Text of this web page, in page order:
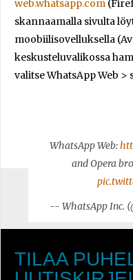
web.whatsapp.com
skannaamalla sivulta
moobiilisovelluksella
keskusteluvalikossa
valitse WhatsApp Web >
WhatsApp Web:
and Opera
-- WhatsApp Inc.
TILAA